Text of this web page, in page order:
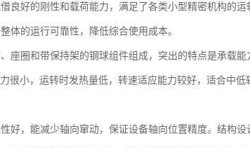
良好的刚性和载荷能力，满足了各类小型精密机构的运
体的运行可靠性，降低综合使用成本。
圈和带保持架的钢球组件组成，突出的特点是承载能
很小，运转时发热量低，转速适应能力较好，适合中低
好，能减少轴向窜动，保证设备轴向位置精度。结构设